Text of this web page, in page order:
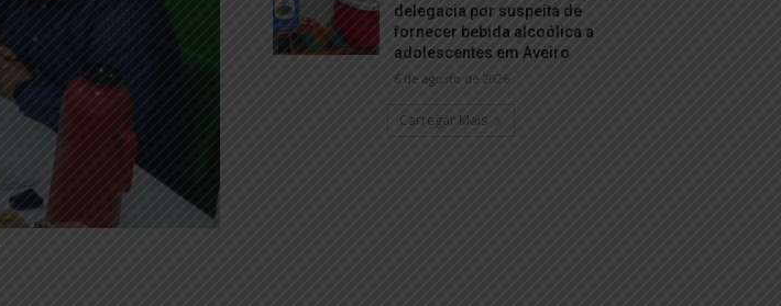
delegacia por suspeita de
fornecer bebida alcoólica a
adolescentes em Aveiro
6 de agosto de 2026
Carregar Mais